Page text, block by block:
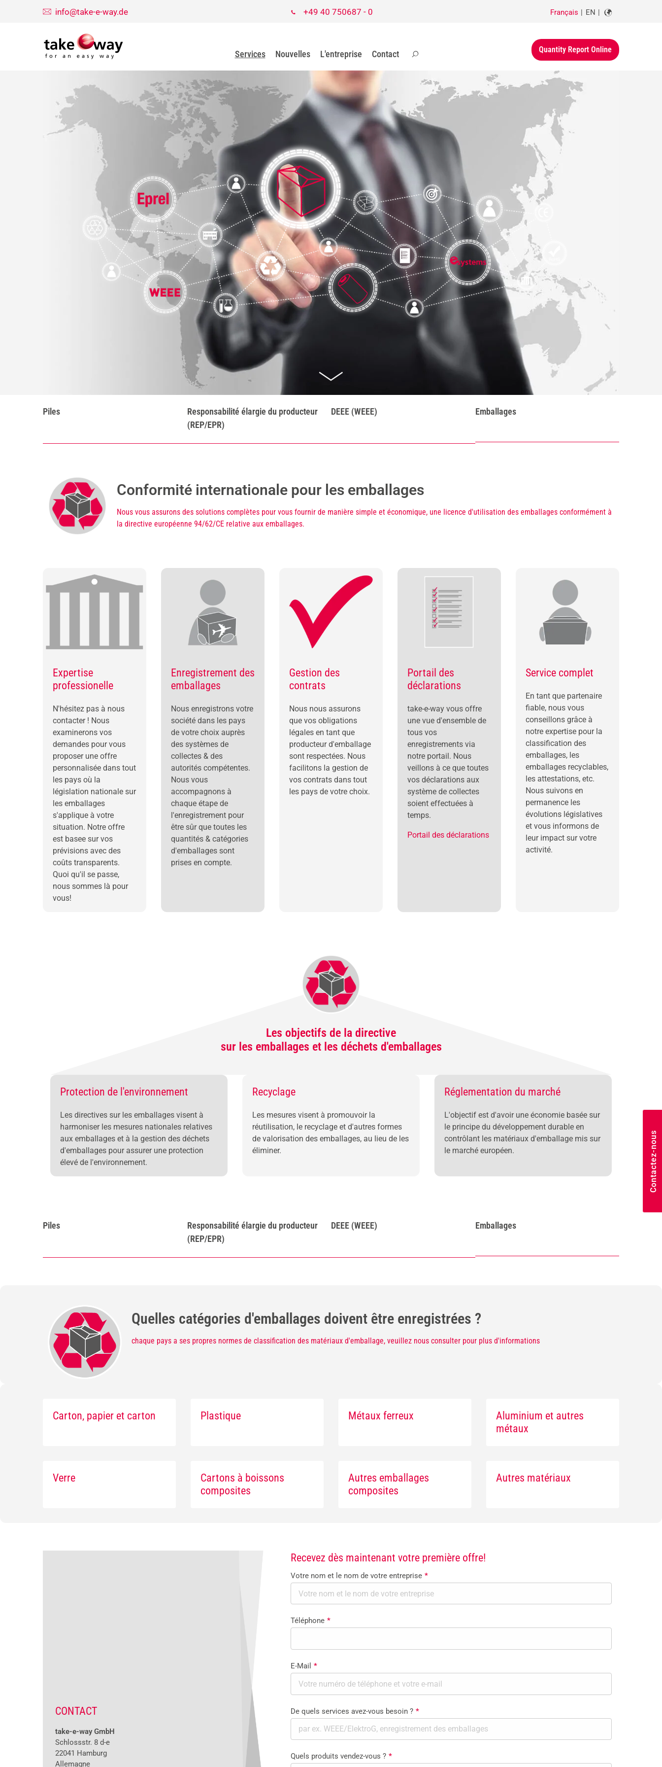
info@take-e-way.de +49 40 750687 - 0 Français EN
Services Nouvelles L'entreprise Contact Quantity Report Online
Piles
Responsabilité élargie du producteur
(REP/EPR)
DEEE (WEEE) Emballages
Conformité internationale pour les emballages
Nous vous assurons des solutions complètes pour vous fournir de manière simple et économique, une licence d'utilisation des emballages conformément à
la directive européenne 94/62/CE relative aux emballages.
Expertise
professionelle
N'hésitez pas à nous
contacter ! Nous
examinerons vos
demandes pour vous
proposer une offre
personnalisée dans tout
les pays où la
législation nationale sur
les emballages
s'applique à votre
situation. Notre offre
est basee sur vos
prévisions avec des
coûts transparents.
Quoi qu'il se passe,
nous sommes là pour
vous!
Enregistrement des
emballages
Nous enregistrons votre
société dans les pays
de votre choix auprès
des systèmes de
collectes & des
autorités compétentes.
Nous vous
accompagnons à
chaque étape de
l'enregistrement pour
être sûr que toutes les
quantités & catégories
d'emballages sont
prises en compte.
Gestion des
contrats
Nous nous assurons
que vos obligations
légales en tant que
producteur d'emballage
sont respectées. Nous
facilitons la gestion de
vos contrats dans tout
les pays de votre choix.
Portail des
déclarations
take-e-way vous offre
une vue d'ensemble de
tous vos
enregistrements via
notre portail. Nous
veillons à ce que toutes
vos déclarations aux
système de collectes
soient effectuées à
temps.
Portail des déclarations
Service complet
En tant que partenaire
fiable, nous vous
conseillons grâce à
notre expertise pour la
classification des
emballages, les
emballages recyclables,
les attestations, etc.
Nous suivons en
permanence les
évolutions législatives
et vous informons de
leur impact sur votre
activité.
Les objectifs de la directive
sur les emballages et les déchets d'emballages
Protection de l'environnement
Les directives sur les emballages visent à
harmoniser les mesures nationales relatives
aux emballages et à la gestion des déchets
d'emballages pour assurer une protection
élevé de l'environnement.
Recyclage
Les mesures visent à promouvoir la
réutilisation, le recyclage et d'autres formes
de valorisation des emballages, au lieu de les
éliminer.
Réglementation du marché
L'objectif est d'avoir une économie basée sur
le principe du développement durable en
contrôlant les matériaux d'emballage mis sur
le marché européen.
Piles
Responsabilité élargie du producteur
(REP/EPR)
DEEE (WEEE) Emballages
Quelles catégories d'emballages doivent être enregistrées ?
chaque pays a ses propres normes de classification des matériaux d'emballage, veuillez nous consulter pour plus d'informations
Carton, papier et carton Plastique Métaux ferreux
Aluminium et autres
métaux
Verre
Cartons à boissons
composites
Autres emballages
composites
Autres matériaux
CONTACT
take-e-way GmbH
Schlossstr. 8 d-e
22041 Hamburg
Allemagne
Recevez dès maintenant votre première offre!
Votre nom et le nom de votre entreprise *
Téléphone *
E-Mail *
De quels services avez-vous besoin ? *
Quels produits vendez-vous ? *
Contactez-nous